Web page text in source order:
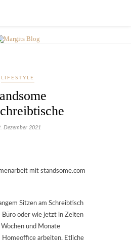
LIFESTYLE
Dezember 2021
mit standsome.com
Sitzen am Schreibtisch
Büro oder wie jetzt in Zeiten
und Monate
Homeoffice arbeiten. Etliche